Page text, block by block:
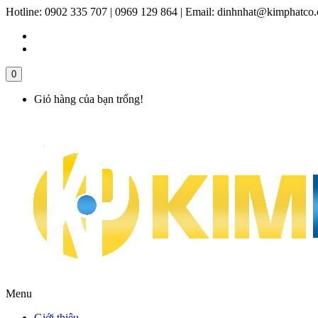
Hotline: 0902 335 707 | 0969 129 864 | Email:
0
Giỏ hàng của bạn trống!
Menu